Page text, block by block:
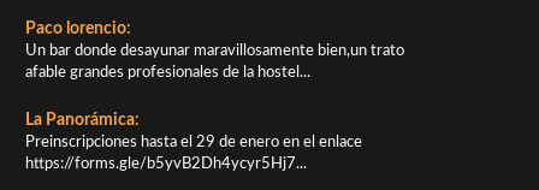
Paco lorencio:
Un bar donde desayunar maravillosamente bien,un trato
afable grandes profesionales de la hostel...
La Panorámica:
Preinscripciones hasta el 29 de enero en el enlace
https://forms.gle/b5yvB2Dh4ycyr5Hj7...